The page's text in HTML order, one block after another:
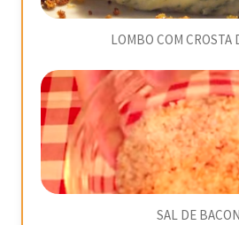
LOMBO COM CROSTA
SAL DE BACON